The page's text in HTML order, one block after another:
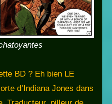
BD ? Eh bien LE
d’Indiana Jones dans